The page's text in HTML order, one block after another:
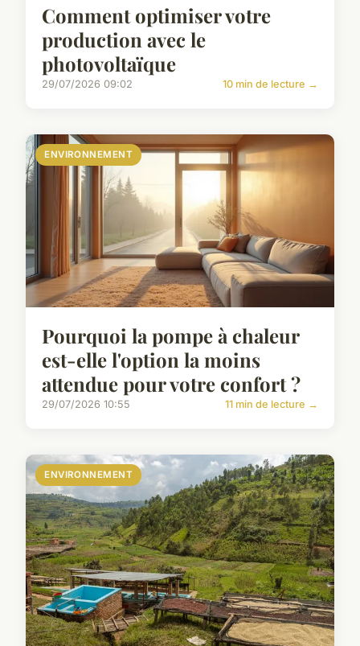
Comment optimiser votre
production avec le
photovoltaïque
29/07/2026 09:02 10 min de lecture →
ENVIRONNEMENT
Pourquoi la pompe à chaleur
est-elle l'option la moins
attendue pour votre confort ?
29/07/2026 10:55 11 min de lecture →
ENVIRONNEMENT